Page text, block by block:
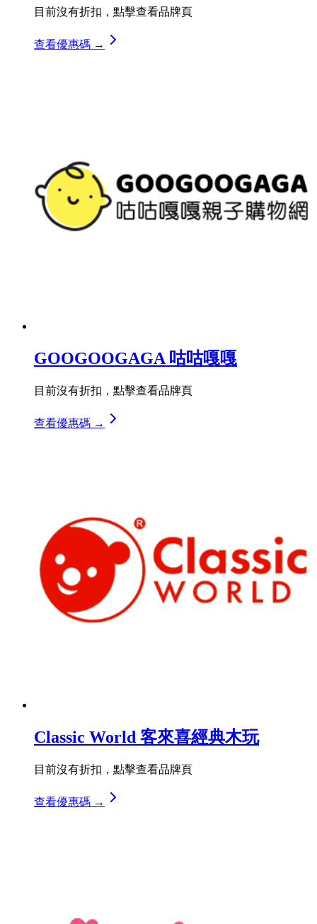
目前沒有折扣，點擊查看品牌頁
查看優惠碼 →
GOOGOOGAGA 咕咕嘎嘎
目前沒有折扣，點擊查看品牌頁
查看優惠碼 →
Classic World 客來喜經典木玩
目前沒有折扣，點擊查看品牌頁
查看優惠碼 →